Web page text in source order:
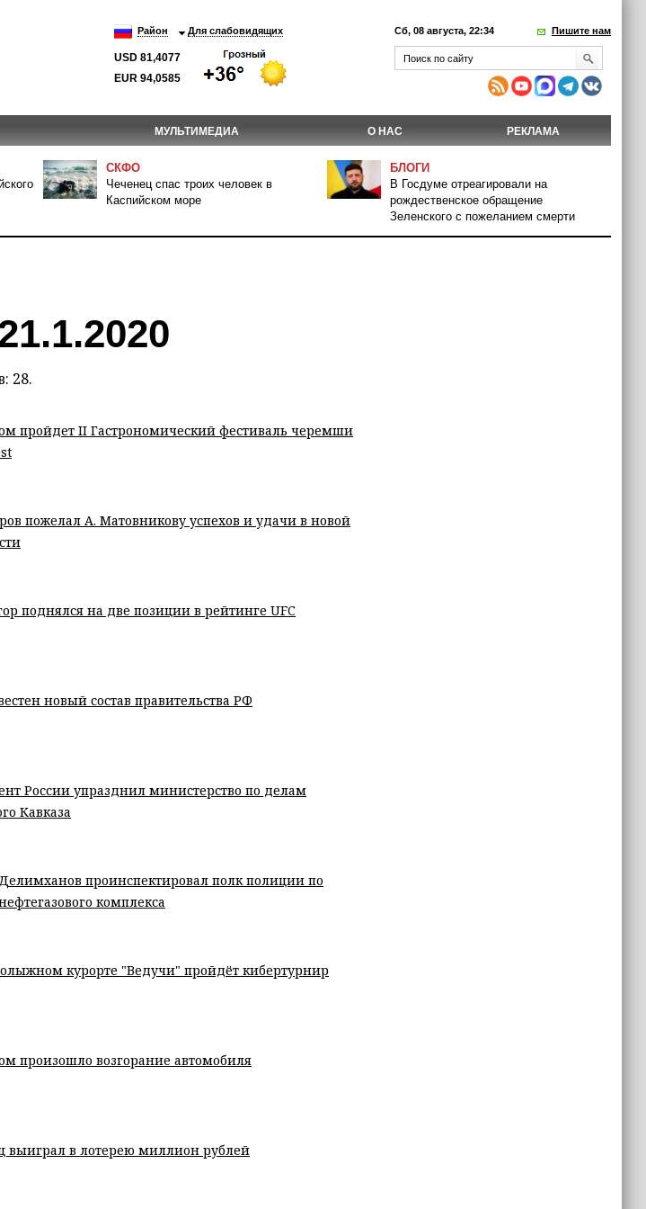
Район Для слабовидящих
USD 81,4077
EUR 94,0585
Сб, 08 августа, 22:34 Пишите нам
МУЛЬТИМЕДИА О НАС РЕКЛАМА
СКФО
Чеченец спас троих человек в
Каспийском море
БЛОГИ
В Госдуме отреагировали на
рождественское обращение
Зеленского с пожеланием смерти
28.
пройдет II Гастрономический фестиваль черемши
пожелал А. Матовникову успехов и удачи в новой
поднялся на две позиции в рейтинге UFC
новый состав правительства РФ
России упразднил министерство по делам
Кавказа
проинспектировал полк полиции по
комплекса
курорте "Ведучи" пройдёт кибертурнир
произошло возгорание автомобиля
выиграл в лотерею миллион рублей